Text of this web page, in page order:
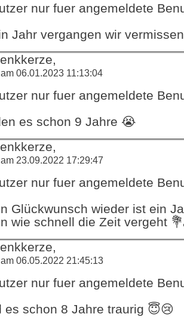
nur fuer angemeldete
Jahr vergangen wir
06.01.2023 11:13:04
nur fuer angemeldete
es schon 9 Jahre 😭
23.09.2022 17:29:47
nur fuer angemeldete
Glückwunsch wieder ist ein
wie schnell die Zeit vergeht
06.05.2022 21:45:13
nur fuer angemeldete
es schon 8 Jahre traurig 😇😢